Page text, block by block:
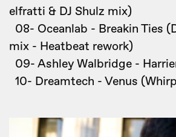
elfratti & DJ Shulz mix)
08- Oceanlab - Breakin Ties
mix - Heatbeat rework)
09- Ashley Walbridge -
10- Dreamtech - Venus